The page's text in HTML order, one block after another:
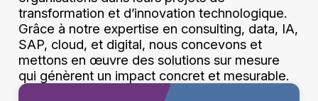
transformation et d’innovation technologique.
Grâce à notre expertise en consulting, data, IA,
SAP, cloud, et digital, nous concevons et
mettons en œuvre des solutions sur mesure
qui génèrent un impact concret et mesurable.